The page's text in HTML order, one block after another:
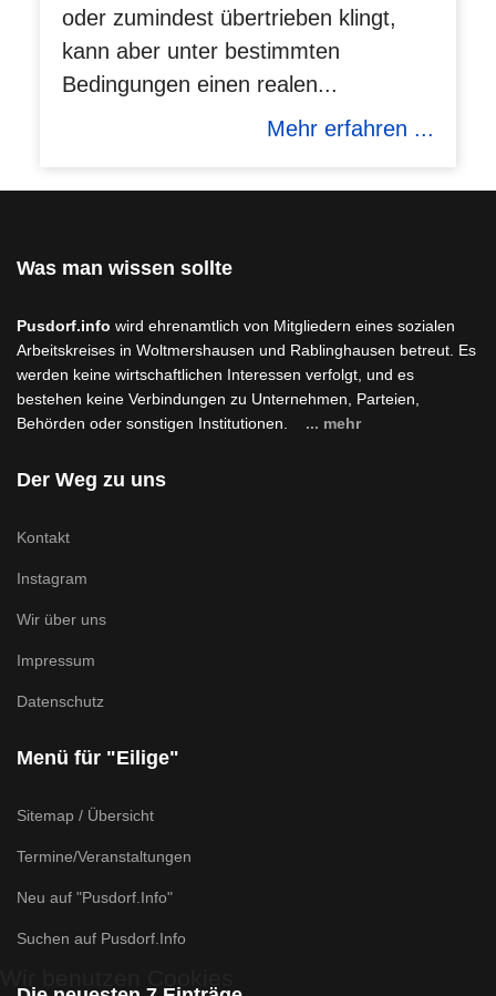
oder zumindest übertrieben klingt,
kann aber unter bestimmten
Bedingungen einen realen...
Mehr erfahren ...
Was man wissen sollte
Pusdorf.info wird ehrenamtlich von Mitgliedern eines sozialen
Arbeitskreises in Woltmershausen und Rablinghausen betreut. Es
werden keine wirtschaftlichen Interessen verfolgt, und es
bestehen keine Verbindungen zu Unternehmen, Parteien,
Behörden oder sonstigen Institutionen. ... mehr
Der Weg zu uns
Kontakt
Instagram
Wir über uns
Impressum
Datenschutz
Menü für "Eilige"
Sitemap / Übersicht
Termine/Veranstaltungen
Neu auf "Pusdorf.Info"
Suchen auf Pusdorf.Info